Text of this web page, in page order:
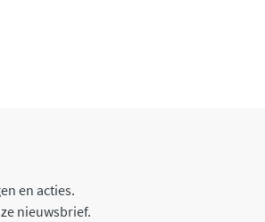
en acties.
nieuwsbrief.